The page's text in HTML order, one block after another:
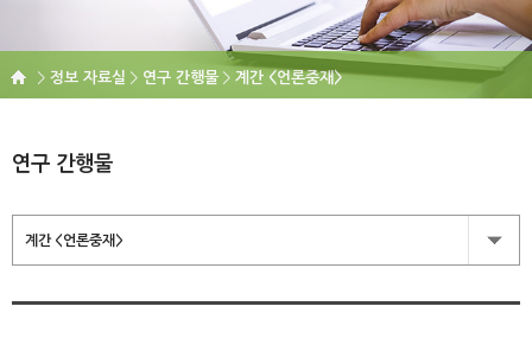
정보 자료실 연구 간행물 계간 <언론중재>
연구 간행물
계간 <언론중재>